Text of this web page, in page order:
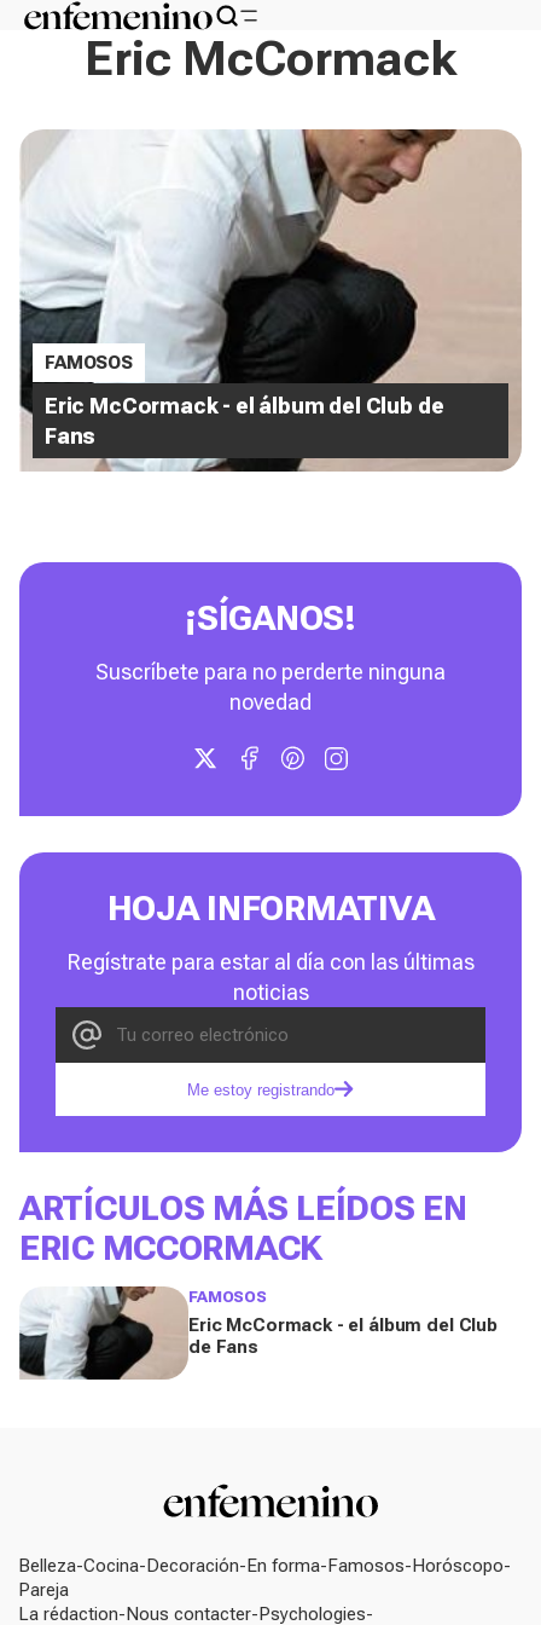
Eric McCormack
FAMOSOS
Eric McCormack - el álbum del Club de
Fans
¡SÍGANOS!
Suscríbete para no perderte ninguna
novedad
HOJA INFORMATIVA
Regístrate para estar al día con las últimas
noticias
Me estoy registrando
ARTÍCULOS MÁS LEÍDOS EN
ERIC MCCORMACK
FAMOSOS
Eric McCormack - el álbum del Club
de Fans
Belleza Cocina Decoración En forma Famosos Horóscopo
Pareja
La rédaction Nous contacter Psychologies